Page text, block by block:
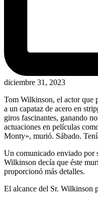
diciembre 31, 2023
Tom Wilkinson, el actor que
a un capataz de acero en
giros fascinantes, ganando
actuaciones en películas
Monty», murió. Sábado.
Un comunicado enviado por
Wilkinson decía que éste
proporcionó más detalles.
El alcance del Sr. Wilkinson